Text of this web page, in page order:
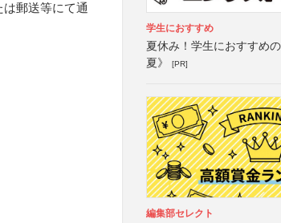
郵送等にて通
学生におすすめ
夏休み！学生におすすめ
夏》
[PR]
編集部セレクト